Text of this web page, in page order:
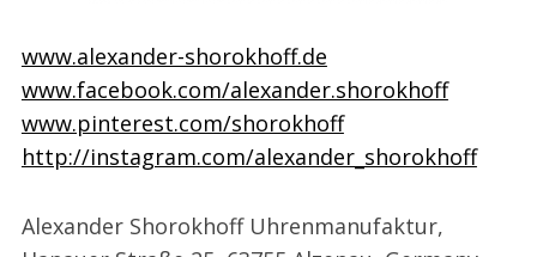
www.alexander-shorokhoff.de
www.facebook.com/alexander.shorokhoff
www.pinterest.com/shorokhoff
http://instagram.com/alexander_shorokhoff
Alexander Shorokhoff Uhrenmanufaktur,